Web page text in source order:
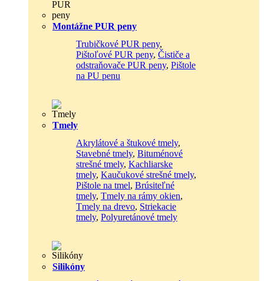
Montážne PUR peny
Trubičkové PUR peny,
Pištoľové PUR peny, Čističe a
odstraňovače PUR peny, Pištole
na PU penu
Tmely
Akrylátové a štukové tmely,
Stavebné tmely, Bituménové
strešné tmely, Kachliarske
tmely, Kaučukové strešné tmely,
Pištole na tmel, Brúsiteľné
tmely, Tmely na rámy okien,
Tmely na drevo, Striekacie
tmely, Polyuretánové tmely
Silikóny